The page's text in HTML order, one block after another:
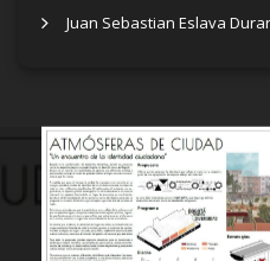
Juan Sebastian Eslava